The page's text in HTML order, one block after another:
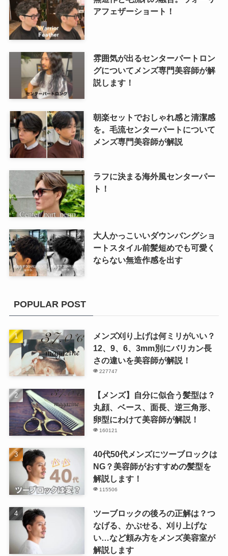
アフェザーショート！
雰囲気が出るセンターパートロン
グについてメンズ専門美容師が解
説します！
朝楽セットでおしゃれ感と清潔感
を。毛流センターパートについて
メンズ専門美容師が解説
ラフに決まる海外風センターパー
ト！
大人かっこいいダウンバングショ
ートスタイル前髪短めでも可愛く
ならない無造作感を出す
POPULAR POST
メンズ刈り上げは何ミリがいい？
12、9、6、3mm別にバリカン長
さの違いを美容師が解説！
227747
【メンズ】自分に似合う髪型は？
丸顔、ベース、面長、逆三角形、
卵型にわけて美容師が解説！
160121
40代50代メンズにツーブロックは
NG？美容師がおすすめの髪型を
解説します！
115506
ツーブロックの後ろの正解は？つ
なげる、かぶせる、刈り上げな
い…など頼み方をメンズ美容室が
解説します